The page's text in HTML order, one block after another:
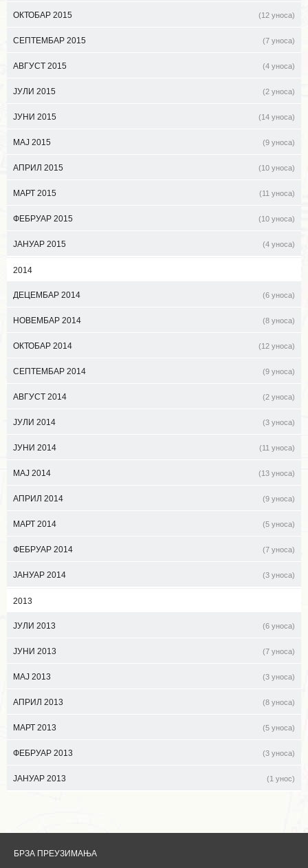
ОКТОБАР 2015 (12 уноса)
СЕПТЕМБАР 2015 (7 уноса)
АВГУСТ 2015 (4 уноса)
ЈУЛИ 2015 (2 уноса)
ЈУНИ 2015 (14 уноса)
МАЈ 2015 (9 уноса)
АПРИЛ 2015 (10 уноса)
МАРТ 2015 (11 уноса)
ФЕБРУАР 2015 (10 уноса)
ЈАНУАР 2015 (4 уноса)
2014
ДЕЦЕМБАР 2014 (6 уноса)
НОВЕМБАР 2014 (8 уноса)
ОКТОБАР 2014 (12 уноса)
СЕПТЕМБАР 2014 (9 уноса)
АВГУСТ 2014 (2 уноса)
ЈУЛИ 2014 (3 уноса)
ЈУНИ 2014 (11 уноса)
МАЈ 2014 (13 уноса)
АПРИЛ 2014 (9 уноса)
МАРТ 2014 (5 уноса)
ФЕБРУАР 2014 (7 уноса)
ЈАНУАР 2014 (3 уноса)
2013
ЈУЛИ 2013 (6 уноса)
ЈУНИ 2013 (7 уноса)
МАЈ 2013 (3 уноса)
АПРИЛ 2013 (8 уноса)
МАРТ 2013 (5 уноса)
ФЕБРУАР 2013 (3 уноса)
ЈАНУАР 2013 (1 унос)
БРЗА ПРЕУЗИМАЊА